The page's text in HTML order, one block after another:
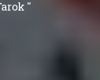
''